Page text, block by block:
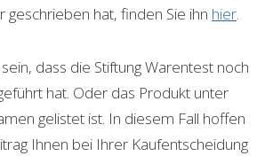
hat, finden Sie ihn hier.
sein, dass die Stiftung Warentest noch
hat. Oder das Produkt unter
gelistet ist. In diesem Fall hoffen
Ihnen bei Ihrer Kaufentscheidung